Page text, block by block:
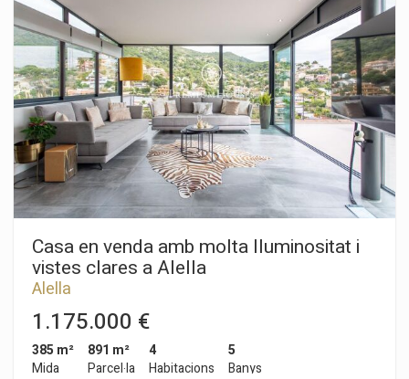
Casa en venda amb molta lluminositat i
vistes clares a Alella
Alella
1.175.000 €
385 m²
Mida
891 m²
Parcel·la
4
Habitacions
5
Banys